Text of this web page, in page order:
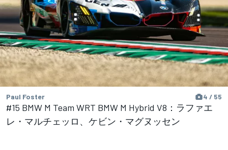
Paul Foster 4 / 55
#15 BMW M Team WRT BMW M Hybrid V8：ラファエ
レ・マルチェッロ、ケビン・マグヌッセン